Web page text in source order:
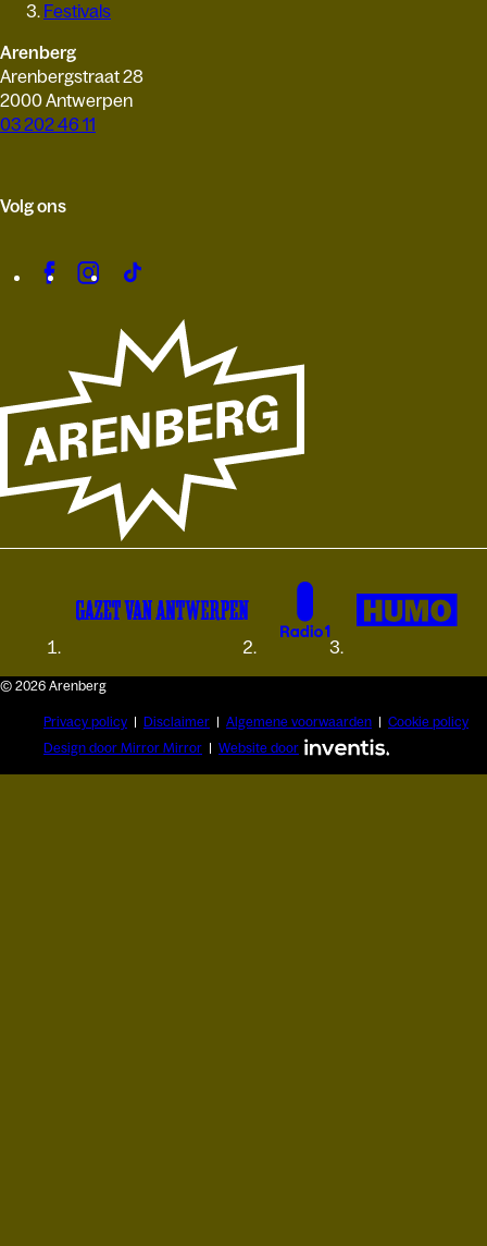
Festivals
Arenberg
Arenbergstraat 28
2000 Antwerpen
03 202 46 11
Volg ons
© 2026 Arenberg
Privacy policy Disclaimer Algemene voorwaarden
Cookie policy
Design door Mirror Mirror
Website door